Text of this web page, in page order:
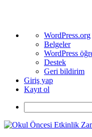
WordPress
hakkında
WordPress.org
Belgeler
WordPress
Destek
Geri bildirim
Giriş yap
Kayıt ol